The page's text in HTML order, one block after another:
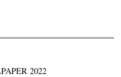
2022